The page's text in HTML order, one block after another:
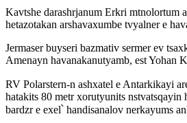
Kavtshe darashrjanum Erkri mtnolortum
hetazotakan arshavaxumbe tvyalner e
Jermaser buyseri bazmativ sermer ev
Amenayn havanakanutyamb, est Yohan
RV Polarstern-n ashxatel e Antarkikayi
hatakits 80 metr xorutyunits nstvatsqayin
bardzr e exel՝ handisanalov nerkayums